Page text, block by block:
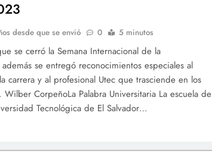
desde que se envió 0 5 minutos
se cerró la Semana Internacional de la
se entregó reconocimientos especiales al
carrera y al profesional Utec que trasciende en los
CorpeñoLa Palabra Universitaria La escuela de
Tecnológica de El Salvador…